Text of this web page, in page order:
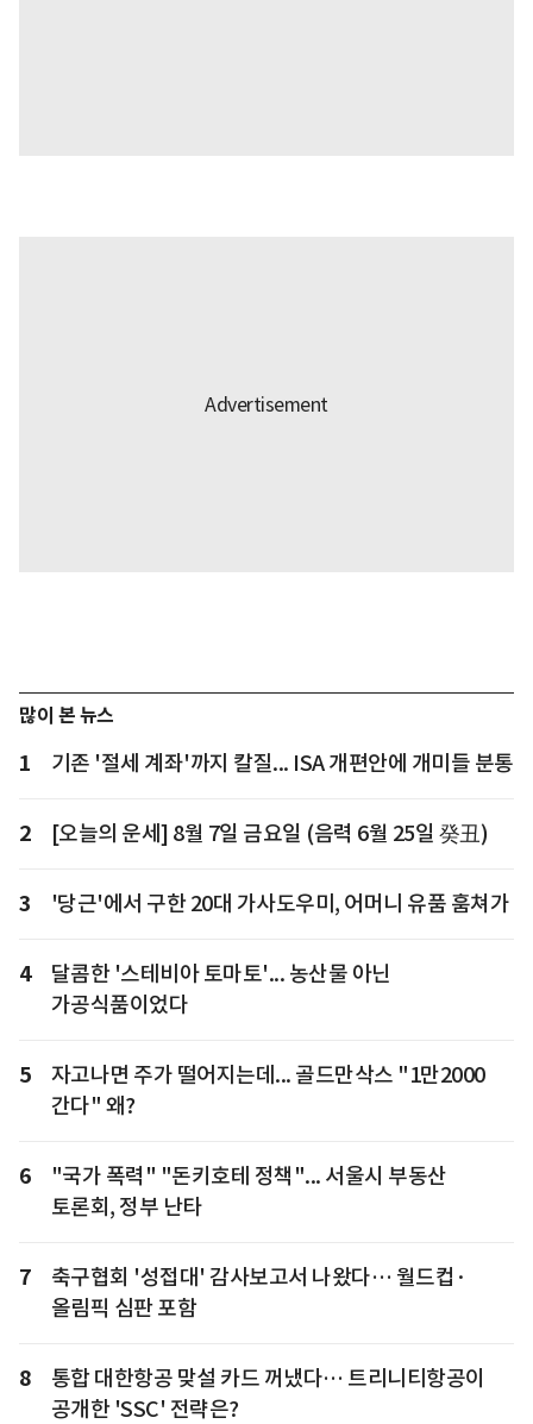
많이 본 뉴스
1 기존 '절세 계좌'까지 칼질... ISA 개편안에 개미들 분통
2 [오늘의 운세] 8월 7일 금요일 (음력 6월 25일 癸丑)
3 '당근'에서 구한 20대 가사도우미, 어머니 유품 훔쳐가
4
달콤한 '스테비아 토마토'... 농산물 아닌
가공식품이었다
5
자고나면 주가 떨어지는데... 골드만삭스 "1만2000
간다" 왜?
6
"국가 폭력" "돈키호테 정책"... 서울시 부동산
토론회, 정부 난타
7
축구협회 '성접대' 감사보고서 나왔다… 월드컵·
올림픽 심판 포함
8
통합 대한항공 맞설 카드 꺼냈다… 트리니티항공이
공개한 'SSC' 전략은?